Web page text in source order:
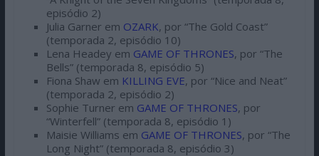
episódio 2)
Julia Garner em OZARK, por “The Gold Coast”
(temporada 2, episódio 10)
Lena Headey em GAME OF THRONES, por “The
Bells” (temporada 8, episódio 5)
Fiona Shaw em KILLING EVE, por “Nice and Neat”
(temporada 2, episódio 2)
Sophie Turner em GAME OF THRONES, por
“Winterfell” (temporada 8, episódio 1)
Maisie Williams em GAME OF THRONES, por “The
Long Night” (temporada 8, episódio 3)